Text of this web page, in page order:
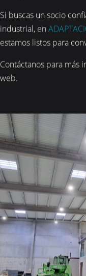
Si buscas un socio
industrial, en
estamos listos para
Contáctanos para más
web.